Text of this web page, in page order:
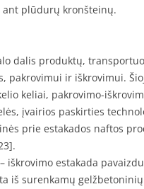
ant plūdurų kronšteinų.
dalis produktų,
pakrovimui ir iškrovimui.
keliai, pakrovimo-
įvairios paskirties
prie estakados naftos
iškrovimo estakada
iš surenkamų